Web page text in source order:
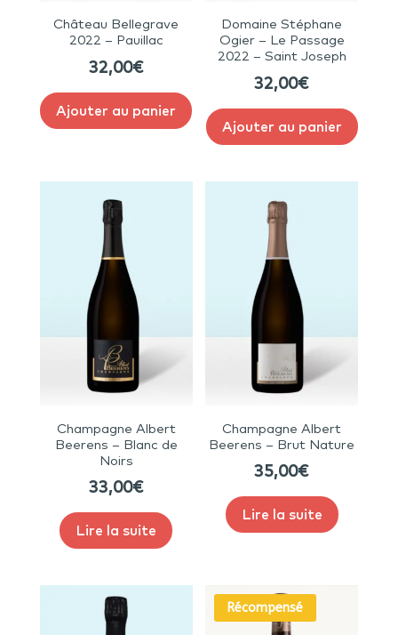
Château Bellegrave
2022 – Pauillac
32,00€
Ajouter au panier
Domaine Stéphane
Ogier – Le Passage
2022 – Saint Joseph
32,00€
Ajouter au panier
Champagne Albert
Beerens – Blanc de
Noirs
33,00€
Lire la suite
Champagne Albert
Beerens – Brut Nature
35,00€
Lire la suite
Récompensé